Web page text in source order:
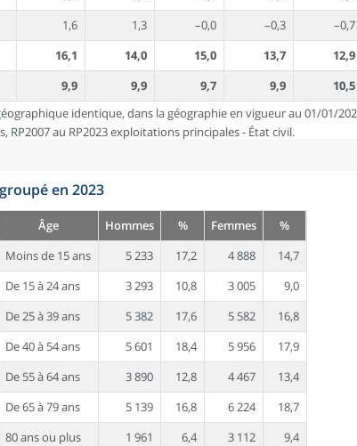
1,6 1,3 –0,0 –0,3 –0,7
16,1 14,0 15,0 13,7 12,9
9,9 9,9 9,7 9,9 10,5
identique, dans la géographie en vigueur au 01/01/
RP2007 au RP2023 exploitations principales - État civil.
en 2023
Âge Hommes % Femmes
%
Moins de 15 ans
5 233 17,2 4 888
14,7
De 15 à 24 ans
3 293 10,8 3 005
9,0
De 25 à 39 ans
5 382 17,6 5 582
16,8
De 40 à 54 ans
5 601 18,4 5 956
17,9
De 55 à 64 ans
3 890 12,8 4 467
13,4
De 65 à 79 ans
5 139 16,8 6 224
18,7
80 ans ou plus
1 961 6,4 3 112
9,4